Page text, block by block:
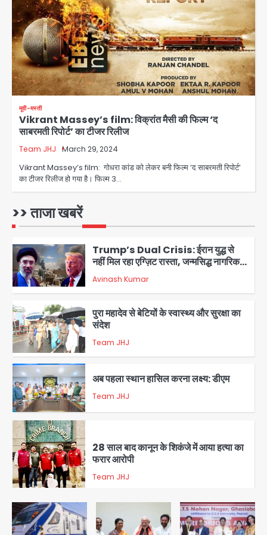
मूवी-मस्ती
Vikrant Massey’s film: विक्रांत मैसी की फिल्म ‘द
साबरमती रिपोर्ट’ का टीजर रिलीज
Team JHJ March 29, 2024
Vikrant Massey’s film: गोधरा कांड को लेकर बनी फिल्म ‘द साबरमती रिपोर्ट’
का टीजर रिलीज हो गया है। फिल्म 3…
>> ताजा खबरें
3
Team JHJ
28 साल बाद कानून के शिकंजे में आया हत्या का
फरार आरोपी
Team JHJ
5
डबल मर्डर का मुख्य साजिशकर्ता क्राइम ब्रांच
के हत्थे
Team JHJ
1
Trump’s Dual Crisis: ईरान युद्ध से
नहीं मिल रहा एग्ज़िट रास्ता, जन्मसिद्ध नागरिकता
पर सुप्रीम कोर्ट को दी फिर चुनौती
Avinash Kumar
2
पुरा महादेव से बेटियों के स्वास्थ्य और सुरक्षा का
संदेश
Team JHJ
3
अब पहला स्थान हासिल करना लक्ष्य: डीएम
Team JHJ
4
28 साल बाद कानून के शिकंजे में आया हत्या का
फरार आरोपी
Team JHJ